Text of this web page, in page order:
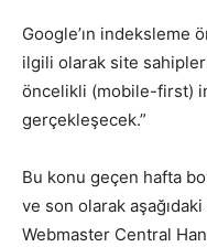
Google’ın indeksleme
ilgili olarak site
öncelikli (mobile-first)
gerçekleşecek.”
Bu konu geçen hafta
ve son olarak
Webmaster Central